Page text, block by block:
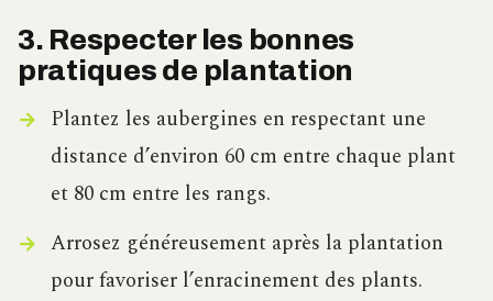
3. Respecter les bonnes
pratiques de plantation
Plantez les aubergines en respectant une
distance d’environ 60 cm entre chaque plant
et 80 cm entre les rangs.
Arrosez généreusement après la plantation
pour favoriser l’enracinement des plants.